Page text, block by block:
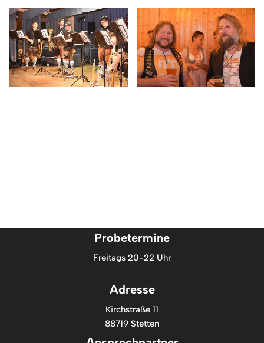
Probetermine
Freitags 20-22 Uhr
Adresse
Kirchstraße 11
88719 Stetten